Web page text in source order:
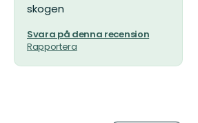
skogen
Svara på denna recension
Rapportera